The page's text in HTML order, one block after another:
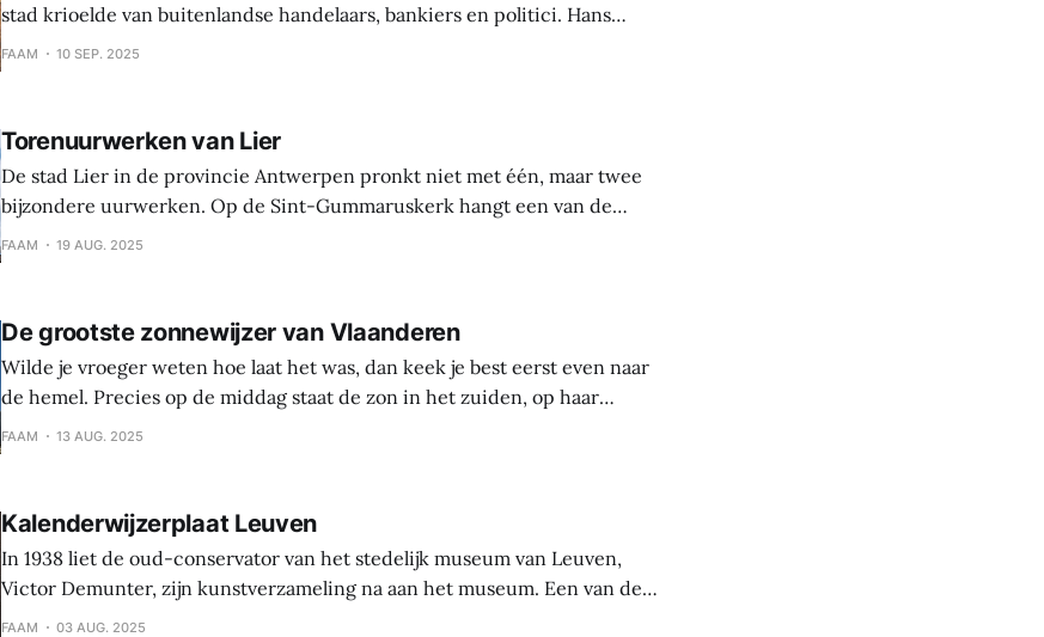
stad krioelde van buitenlandse handelaars, bankiers en politici. Hans
Memling vond hier klanten voor elegante portretten. Als geen ander
FAAM 10 SEP. 2025
Torenuurwerken van Lier
De stad Lier in de provincie Antwerpen pronkt niet met één, maar twee
bijzondere uurwerken. Op de Sint-Gummaruskerk hangt een van de
oudste smeedijzeren torenuurwerken van Europa. Het werd in 1702
FAAM 19 AUG. 2025
De grootste zonnewijzer van Vlaanderen
Wilde je vroeger weten hoe laat het was, dan keek je best eerst even naar
de hemel. Precies op de middag staat de zon in het zuiden, op haar
hoogste stand van de dag. Ze bevindt zich dan boven de meridiaan van de
FAAM 13 AUG. 2025
Kalenderwijzerplaat Leuven
In 1938 liet de oud-conservator van het stedelijk museum van Leuven,
Victor Demunter, zijn kunstverzameling na aan het museum. Een van de
topstukken was een eikenhouten beschilderd paneel uit circa 1500. In 6
FAAM 03 AUG. 2025